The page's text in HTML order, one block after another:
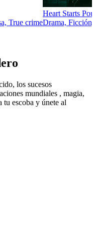
True crime
Heart Starts
Drama,
los sucesos
mundiales , magia,
tu escoba y únete al